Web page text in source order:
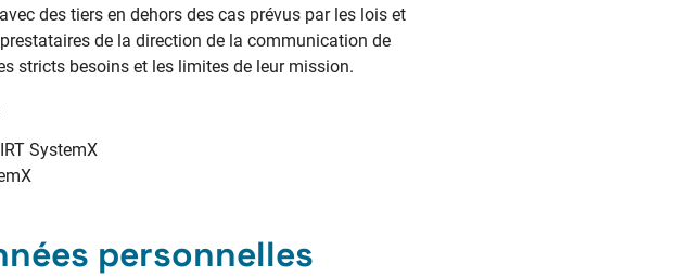
des tiers en dehors des cas prévus par les lois et
de la direction de la communication de
stricts besoins et les limites de leur mission.
SystemX
personnelles